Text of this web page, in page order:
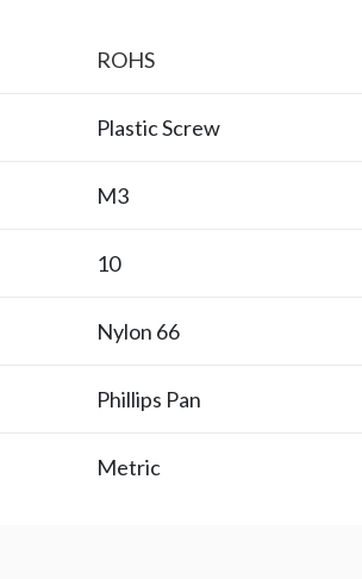
ROHS
Plastic Screw
M3
10
Nylon 66
Phillips Pan
Metric